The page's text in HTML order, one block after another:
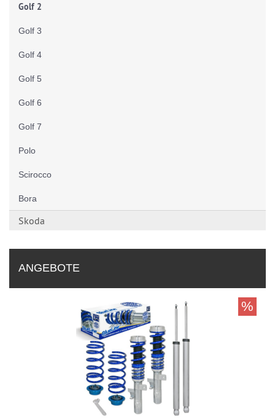
Golf 2
Golf 3
Golf 4
Golf 5
Golf 6
Golf 7
Polo
Scirocco
Bora
Skoda
ANGEBOTE
%